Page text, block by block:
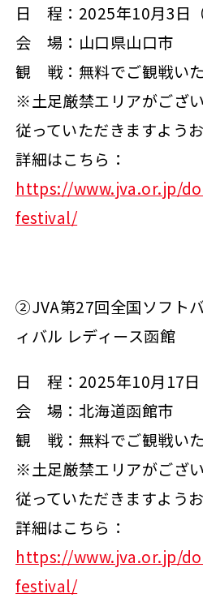
日 程：2025年10月3日（
会 場：山口県山口市
観 戦：無料でご観戦い
※土足厳禁エリアがござ
従っていただきますよう
詳細はこちら：
https://www.jva.or.jp/
festival/
②JVA第27回全国ソフト
ィバル レディース函館
日 程：2025年10月17日
会 場：北海道函館市
観 戦：無料でご観戦い
※土足厳禁エリアがござ
従っていただきますよう
詳細はこちら：
https://www.jva.or.jp/
festival/